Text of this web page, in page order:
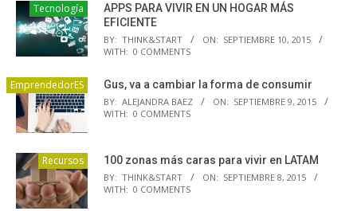
Tecnología
APPS PARA VIVIR EN UN HOGAR MÁS
EFICIENTE
BY: THINK&START ON: SEPTIEMBRE 10, 2015
WITH: 0 COMMENTS
EmprendedorES Gus, va a cambiar la forma de consumir
BY: ALEJANDRA BAEZ ON: SEPTIEMBRE 9, 2015
WITH: 0 COMMENTS
Recursos 100 zonas más caras para vivir en LATAM
BY: THINK&START ON: SEPTIEMBRE 8, 2015
WITH: 0 COMMENTS